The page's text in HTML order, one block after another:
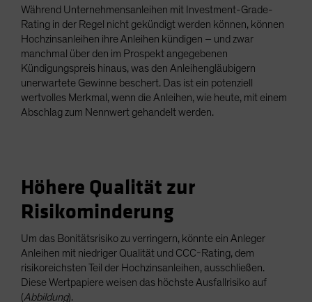
Während Unternehmensanleihen mit Investment-Grade-
Rating in der Regel nicht gekündigt werden können, können
Hochzinsanleihen ihre Anleihen kündigen – und zwar
manchmal über den im Prospekt angegebenen
Kündigungspreis hinaus, was den Anleihengläubigern
unerwartete Gewinne beschert. Das ist ein potenziell
wertvolles Merkmal, wenn die Anleihen, wie heute, mit einem
Abschlag zum Nennwert gehandelt werden.
Höhere Qualität zur
Risikominderung
Um das Bonitätsrisiko zu verringern, könnte ein Anleger
Anleihen mit niedriger Qualität und CCC-Rating, dem
risikoreichsten Teil der Hochzinsanleihen, ausschließen.
Diese Wertpapiere weisen das höchste Ausfallrisiko auf
(Abbildung).